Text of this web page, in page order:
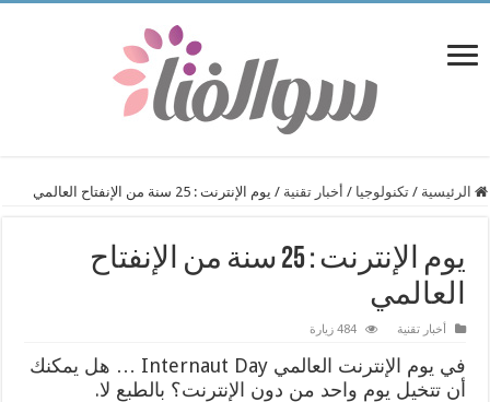
الرئيسية / تكنولوجيا / أخبار تقنية / يوم الإنترنت : 25 سنة من الإنفتاح العالمي
يوم الإنترنت : 25 سنة من الإنفتاح
العالمي
أخبار تقنية 484 زيارة
في يوم الإنترنت العالمي Internaut Day … هل يمكنك
أن تتخيل يوم واحد من دون الإنترنت؟ بالطبع لا.